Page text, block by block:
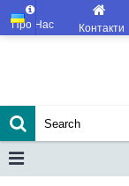
Про Нас Контакти